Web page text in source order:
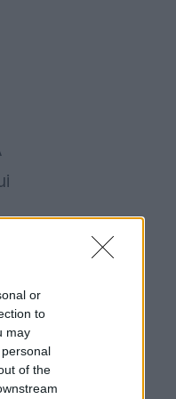
or
to
may
of the